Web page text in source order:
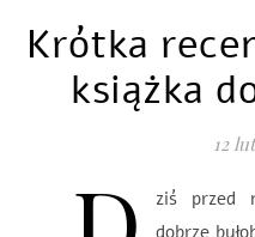
Krótka
książka
12
ziś przed